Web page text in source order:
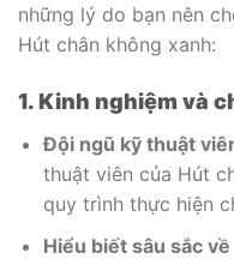
những lý do bạn nên
Hút chân không xanh:
1. Kinh nghiệm và
Đội ngũ kỹ thuật
thuật viên của Hút
quy trình thực hiện
Hiểu biết sâu sắc